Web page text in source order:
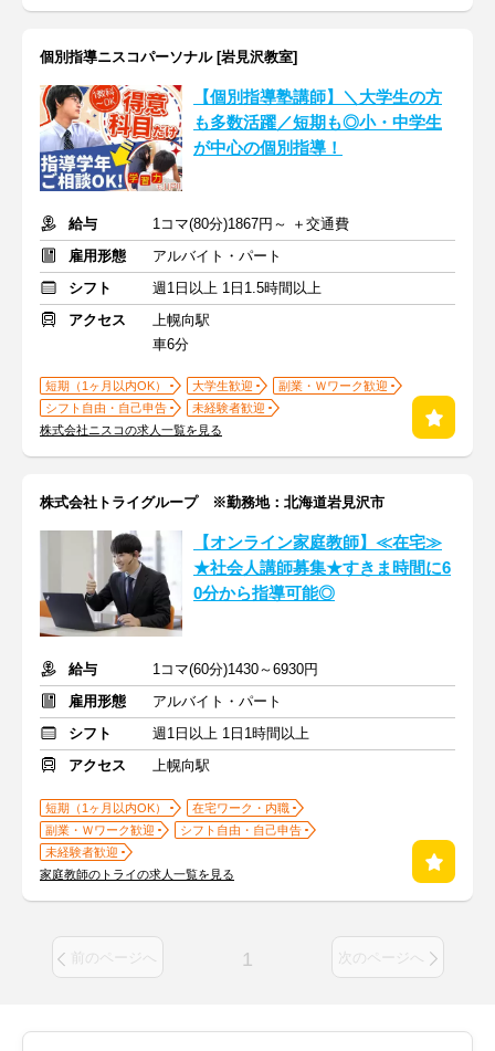
個別指導ニスコパーソナル [岩見沢教室]
【個別指導塾講師】＼大学生の方
も多数活躍／短期も◎小・中学生
が中心の個別指導！
給与
1コマ(80分)1867円～ ＋交通費
雇用形態
アルバイト・パート
シフト
週1日以上 1日1.5時間以上
アクセス
上幌向駅
車6分
短期（1ヶ月以内OK） 大学生歓迎
副業・Ｗワーク歓迎
シフト自由・自己申告
未経験者歓迎
株式会社ニスコの求人一覧を見る
株式会社トライグループ ※勤務地：北海道岩見沢市
【オンライン家庭教師】≪在宅≫
★社会人講師募集★すきま時間に6
0分から指導可能◎
給与
1コマ(60分)1430～6930円
雇用形態
アルバイト・パート
シフト
週1日以上 1日1時間以上
アクセス
上幌向駅
短期（1ヶ月以内OK）
在宅ワーク・内職
副業・Ｗワーク歓迎
シフト自由・自己申告
未経験者歓迎
家庭教師のトライの求人一覧を見る
前のページへ 1 次のページへ